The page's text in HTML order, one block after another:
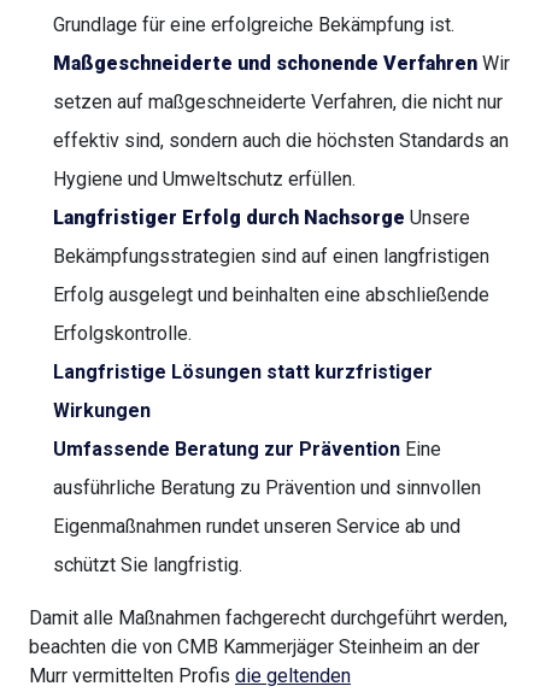
Grundlage für eine erfolgreiche Bekämpfung ist.
Maßgeschneiderte und schonende Verfahren Wir
setzen auf maßgeschneiderte Verfahren, die nicht nur
effektiv sind, sondern auch die höchsten Standards an
Hygiene und Umweltschutz erfüllen.
Langfristiger Erfolg durch Nachsorge Unsere
Bekämpfungsstrategien sind auf einen langfristigen
Erfolg ausgelegt und beinhalten eine abschließende
Erfolgskontrolle.
Langfristige Lösungen statt kurzfristiger
Wirkungen
Umfassende Beratung zur Prävention Eine
ausführliche Beratung zu Prävention und sinnvollen
Eigenmaßnahmen rundet unseren Service ab und
schützt Sie langfristig.
Damit alle Maßnahmen fachgerecht durchgeführt werden,
beachten die von CMB Kammerjäger Steinheim an der
Murr vermittelten Profis die geltenden